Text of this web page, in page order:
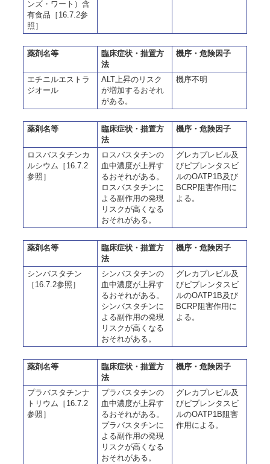
ンズ・ワート）含
有食品［16.7.2参
照］
薬剤名等
臨床症状・措置方
法
機序・危険因子
エチニルエストラ
ジオール
ALT上昇のリスク
が増加するおそれ
がある。
機序不明
薬剤名等
臨床症状・措置方
法
機序・危険因子
ロスバスタチンカ
ルシウム［16.7.2
参照］
ロスバスタチンの
血中濃度が上昇す
るおそれがある。
ロスバスタチンに
よる副作用の発現
リスクが高くなる
おそれがある。
グレカプレビル及
びピブレンタスビ
ルのOATP1B及び
BCRP阻害作用に
よる。
薬剤名等
臨床症状・措置方
法
機序・危険因子
シンバスタチン
［16.7.2参照］
シンバスタチンの
血中濃度が上昇す
るおそれがある。
シンバスタチンに
よる副作用の発現
リスクが高くなる
おそれがある。
グレカプレビル及
びピブレンタスビ
ルのOATP1B及び
BCRP阻害作用に
よる。
薬剤名等
臨床症状・措置方
法
機序・危険因子
プラバスタチンナ
トリウム［16.7.2
参照］
プラバスタチンの
血中濃度が上昇す
るおそれがある。
プラバスタチンに
よる副作用の発現
リスクが高くなる
おそれがある。
グレカプレビル及
びピブレンタスビ
ルのOATP1B阻害
作用による。